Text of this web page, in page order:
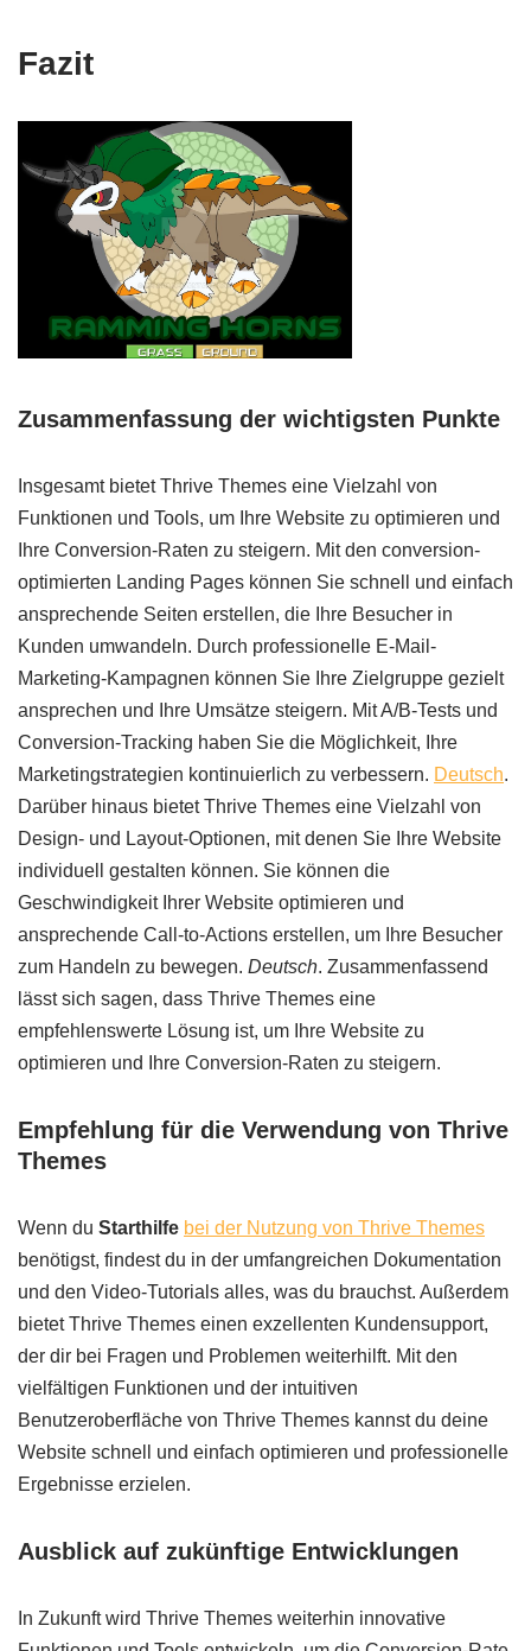
Fazit
Zusammenfassung der wichtigsten Punkte
Insgesamt bietet Thrive Themes eine Vielzahl von
Funktionen und Tools, um Ihre Website zu optimieren und
Ihre Conversion-Raten zu steigern. Mit den conversion-
optimierten Landing Pages können Sie schnell und einfach
ansprechende Seiten erstellen, die Ihre Besucher in
Kunden umwandeln. Durch professionelle E-Mail-
Marketing-Kampagnen können Sie Ihre Zielgruppe gezielt
ansprechen und Ihre Umsätze steigern. Mit A/B-Tests und
Conversion-Tracking haben Sie die Möglichkeit, Ihre
Marketingstrategien kontinuierlich zu verbessern. Deutsch.
Darüber hinaus bietet Thrive Themes eine Vielzahl von
Design- und Layout-Optionen, mit denen Sie Ihre Website
individuell gestalten können. Sie können die
Geschwindigkeit Ihrer Website optimieren und
ansprechende Call-to-Actions erstellen, um Ihre Besucher
zum Handeln zu bewegen. Deutsch. Zusammenfassend
lässt sich sagen, dass Thrive Themes eine
empfehlenswerte Lösung ist, um Ihre Website zu
optimieren und Ihre Conversion-Raten zu steigern.
Empfehlung für die Verwendung von Thrive
Themes
Wenn du Starthilfe bei der Nutzung von Thrive Themes
benötigst, findest du in der umfangreichen Dokumentation
und den Video-Tutorials alles, was du brauchst. Außerdem
bietet Thrive Themes einen exzellenten Kundensupport,
der dir bei Fragen und Problemen weiterhilft. Mit den
vielfältigen Funktionen und der intuitiven
Benutzeroberfläche von Thrive Themes kannst du deine
Website schnell und einfach optimieren und professionelle
Ergebnisse erzielen.
Ausblick auf zukünftige Entwicklungen
In Zukunft wird Thrive Themes weiterhin innovative